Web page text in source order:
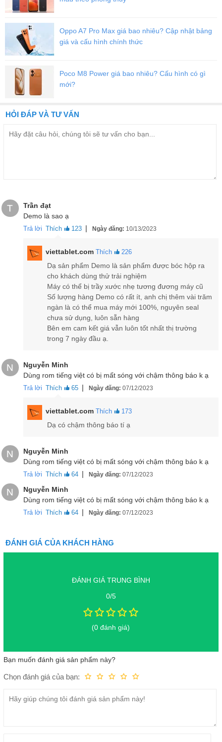
giống như một hòn đảo riêng biệt nổi trên nắp lưng. So với dòng
trọng lượng nhỏ gọn hơn.
Các phối màu của Redmi Note 12 Turbo
Đánh giá màn hình Redmi Note 12 Turbo
Redmi Note 12 Turbo có màn hình 6,67 inch với tấm nền OLED 12
bit. Nó cung cấp độ phân giải Full HD+, độ sáng tối đa 1.000 nits,
gam màu DCI-P3 100 phần trăm, tốc độ làm mới 120 Hz, Dolby
Vision và hỗ trợ HDR10+. Redmi Note 12 Turbo sở hữu màn hình
đục lỗ ở giữa, viền mỏng hơn và cung cấp màn hình to đến 93,45%
so với tổng thể thiết bị. Ngoài ra, Redmi Note 12 Turbo được trang
nó mạnh mẽ và bền bỉ hơn.
Đánh giá camera Redmi Note 12 Turbo
đặt gọn gàng trong 3 đảo tròn. Thiết lập bao gồm một ống kính
đơn vị macro 2MP. Bên cạnh đó là một camera selfie 16MP ở mặt
Oppo A7 Pro Max giá bao nhiêu? Cập nhật bảng
giá và cấu hình chính thức
Poco M8 Power giá bao nhiêu? Cấu hình có gì
mới?
HỎI ĐÁP VÀ TƯ VẤN
T
Trần đạt
Demo là sao ạ
Trả lời Thích 123 | Ngày đăng: 10/13/2023
viettablet.com Thích 226
Dạ sản phẩm Demo là sản phẩm được bóc hộp ra
cho khách dùng thử trải nghiệm
Máy có thể bị trầy xước nhẹ tương đương máy cũ
Số lượng hàng Demo có rất ít, anh chị thêm vài trăm
ngàn là có thể mua máy mới 100%, nguyên seal
chưa sử dụng, luôn sẵn hàng
Bên em cam kết giá vẫn luôn tốt nhất thị trường
trong 7 ngày đầu ạ.
N
Nguyễn Minh
Dùng rom tiếng việt có bị mất sóng với chậm thông báo k ạ
Trả lời Thích 65 | Ngày đăng: 07/12/2023
viettablet.com Thích 173
Dạ có chậm thông báo tí ạ
N
Nguyễn Minh
Dùng rom tiếng việt có bị mất sóng với chậm thông báo k ạ
Trả lời Thích 64 | Ngày đăng: 07/12/2023
N
Nguyễn Minh
Dùng rom tiếng việt có bị mất sóng với chậm thông báo k ạ
Trả lời Thích 64 | Ngày đăng: 07/12/2023
ĐÁNH GIÁ CỦA KHÁCH HÀNG
ĐÁNH GIÁ TRUNG BÌNH
0/5
(0 đánh giá)
Bạn muốn đánh giá sản phẩm này?
Chọn đánh giá của bạn: Tuyệt vời!
Rất tốt
Trung bình
Fair
Kém